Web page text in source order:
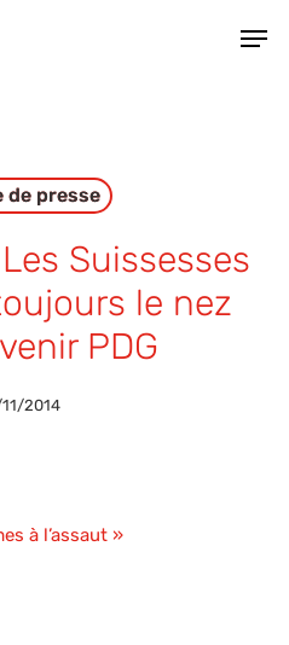
de presse
Suissesses
le nez
PDG
2014
à l’assaut »